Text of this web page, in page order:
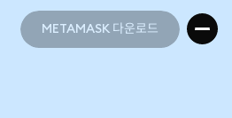
METAMASK 다운로드